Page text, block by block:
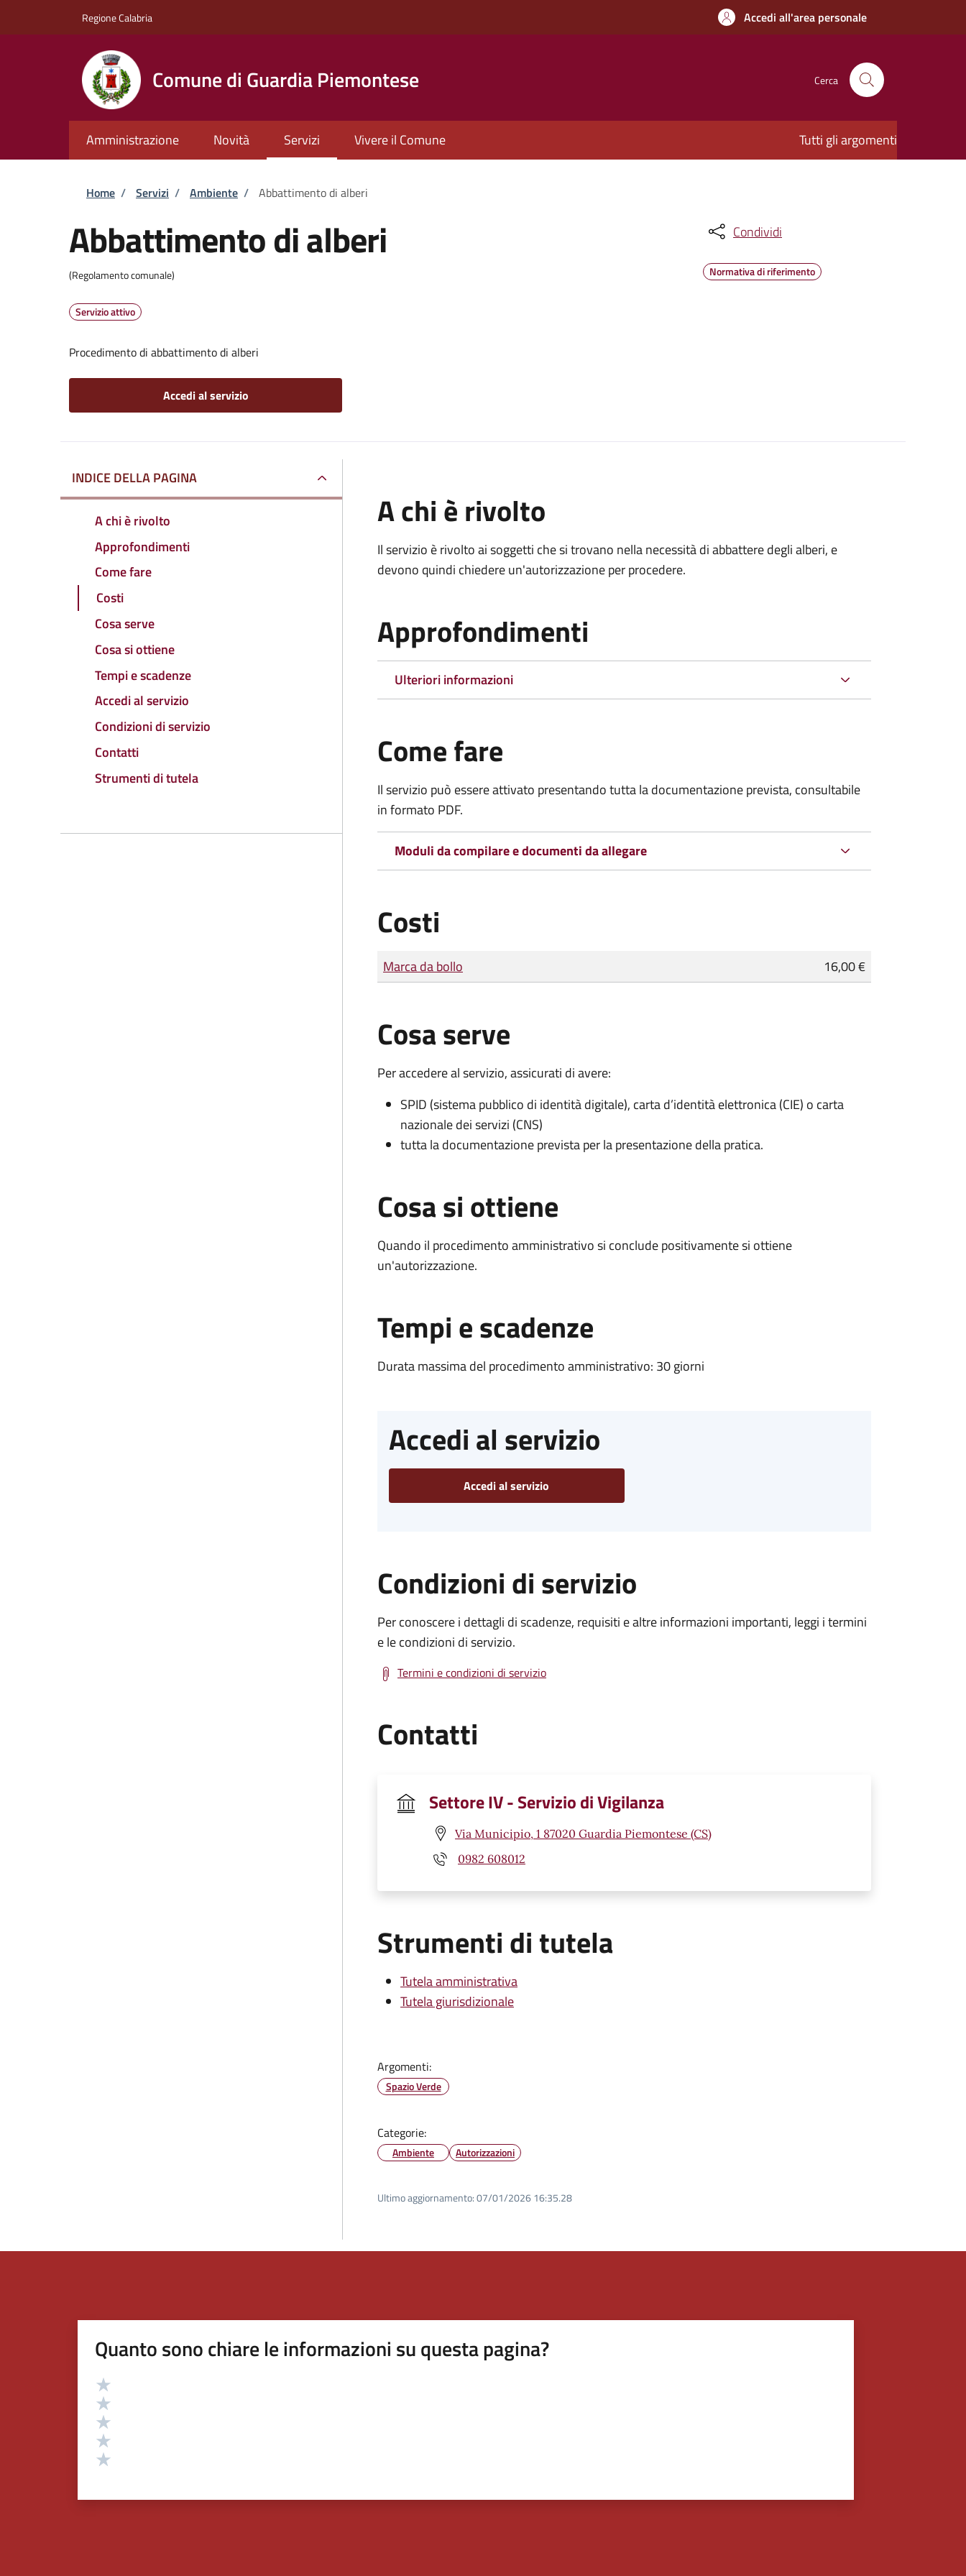
Regione Calabria Accedi all'area personale
Comune di Guardia Piemontese Cerca
Amministrazione Novità Servizi Vivere il Comune Tutti gli argomenti
Briciole di pane
Home / Servizi / Ambiente / Abbattimento di alberi
Abbattimento di alberi
(Regolamento comunale)
Servizio attivo
Procedimento di abbattimento di alberi
Accedi al servizio
Condividi
Normativa di riferimento
INDICE DELLA PAGINA
A chi è rivolto
Approfondimenti
Come fare
Costi
Cosa serve
Cosa si ottiene
Tempi e scadenze
Accedi al servizio
Condizioni di servizio
Contatti
Strumenti di tutela
A chi è rivolto
Il servizio è rivolto ai soggetti che si trovano nella necessità di abbattere degli alberi, e
devono quindi chiedere un'autorizzazione per procedere.
Approfondimenti
Ulteriori informazioni
Come fare
Il servizio può essere attivato presentando tutta la documentazione prevista, consultabile
in formato PDF.
Moduli da compilare e documenti da allegare
Costi
Tipo di pagamento
Importo
Marca da bollo 16,00 €
Cosa serve
Per accedere al servizio, assicurati di avere:
SPID (sistema pubblico di identità digitale), carta d’identità elettronica (CIE) o carta
nazionale dei servizi (CNS)
tutta la documentazione prevista per la presentazione della pratica.
Cosa si ottiene
Quando il procedimento amministrativo si conclude positivamente si ottiene
un'autorizzazione.
Tempi e scadenze
Durata massima del procedimento amministrativo: 30 giorni
Accedi al servizio
Accedi al servizio
Condizioni di servizio
Per conoscere i dettagli di scadenze, requisiti e altre informazioni importanti, leggi i termini
e le condizioni di servizio.
Termini e condizioni di servizio
Contatti
Settore IV - Servizio di Vigilanza
Via Municipio, 1 87020 Guardia Piemontese (CS)
0982 608012
Strumenti di tutela
Tutela amministrativa
Tutela giurisdizionale
Argomenti:
Spazio Verde
Categorie:
Ambiente Autorizzazioni
Ultimo aggiornamento:07/01/2026 16:35.28
Quanto sono chiare le informazioni su questa pagina?
Valutazione